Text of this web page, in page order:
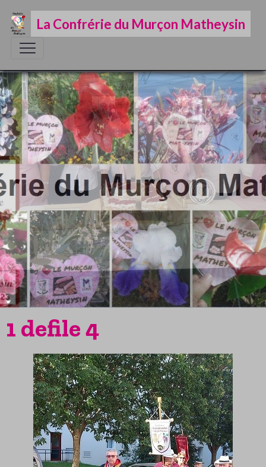
La Confrérie du Murçon Matheysin
1 defile 4